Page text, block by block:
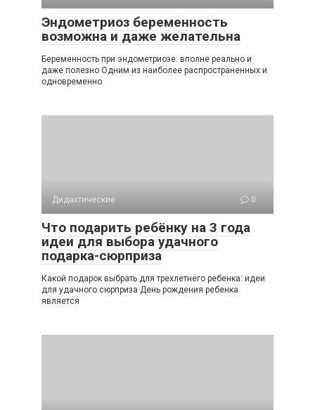
Эндометриоз беременность
возможна и даже желательна
Беременность при эндометриозе: вполне реально и
даже полезно Одним из наиболее распространенных и
одновременно
Дидактические 0
Что подарить ребёнку на 3 года
идеи для выбора удачного
подарка-сюрприза
Какой подарок выбрать для трехлетнего ребенка: идеи
для удачного сюрприза День рождения ребенка
является